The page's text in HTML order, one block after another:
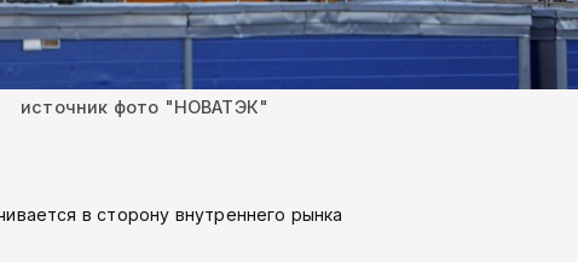
источник фото "НОВАТЭК"
в сторону внутреннего рынка